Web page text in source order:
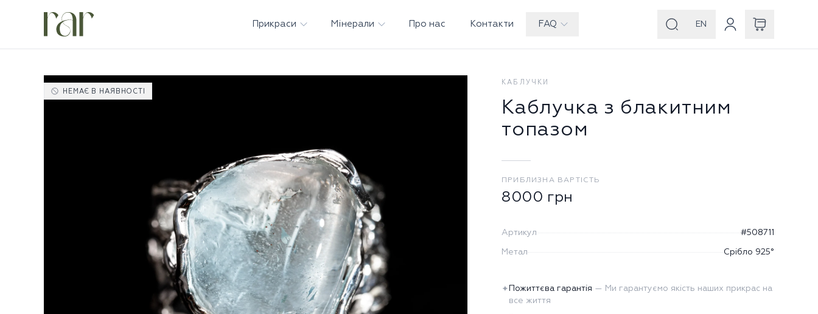
Прикраси Мінерали Про нас Контакти FAQ EN
НЕМАЄ В НАЯВНОСТІ
КАБЛУЧКИ
Каблучка з блакитним
топазом
ПРИБЛИЗНА ВАРТІСТЬ
8000 грн
Артикул #508711
Метал Срібло 925°
✦ Пожиттєва гарантія — Ми гарантуємо якість наших прикрас на
все життя